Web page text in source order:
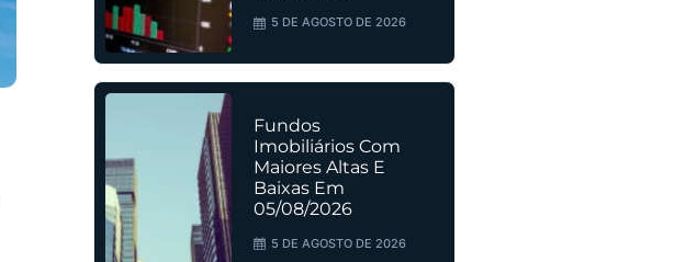
5 DE AGOSTO DE 2026
Fundos
Imobiliários Com
Maiores Altas E
Baixas Em
05/08/2026
5 DE AGOSTO DE 2026